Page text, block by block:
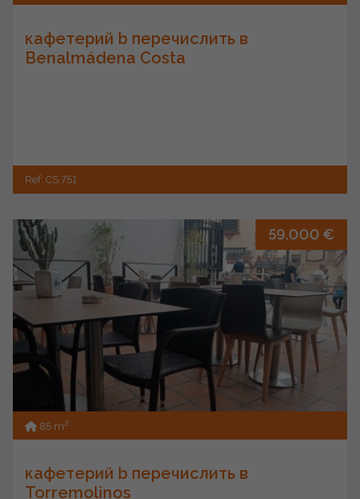
кафетерий b перечислить в
Benalmádena Costa
Ref. CS 751
59.000 €
85 m2
кафетерий b перечислить в
Torremolinos